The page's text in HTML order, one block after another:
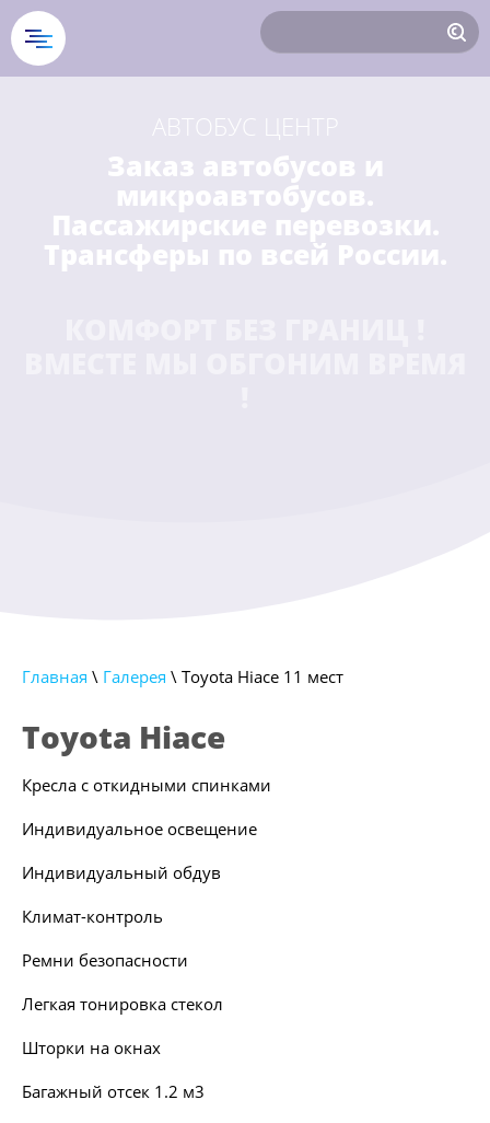
АВТОБУС ЦЕНТР
Заказ автобусов и
микроавтобусов.
Пассажирские перевозки.
Трансферы по всей России.
Главная \ Галерея \ Toyota Hiace 11 мест
Toyota Hiace
Кресла с откидными спинками
Индивидуальное освещение
Индивидуальный обдув
Климат-контроль
Ремни безопасности
Легкая тонировка стекол
Шторки на окнах
Багажный отсек 1.2 м3